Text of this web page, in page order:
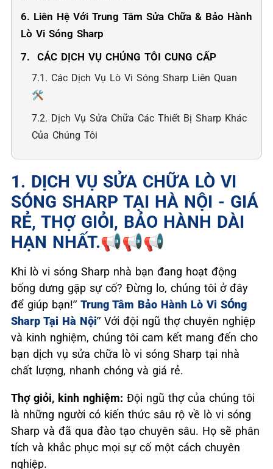
6. Liên Hệ Với Trung Tâm Sửa Chữa & Bảo Hành
Lò Vi Sóng Sharp
7. ️ CÁC DỊCH VỤ CHÚNG TÔI CUNG CẤP
7.1. Các Dịch Vụ Lò Vi Sóng Sharp Liên Quan
🛠️
7.2. Dịch Vụ Sửa Chữa Các Thiết Bị Sharp Khác
Của Chúng Tôi
1. DỊCH VỤ SỬA CHỮA LÒ VI
SÓNG SHARP TẠI HÀ NỘI - GIÁ
RẺ, THỢ GIỎI, BẢO HÀNH DÀI
HẠN NHẤT.📢📢📢
Khi lò vi sóng Sharp nhà bạn đang hoạt động
bống dưng gặp sự cố? Đừng lo, chúng tôi ở đây
để giúp bạn!” Trung Tâm Bảo Hành Lò Vi SÓng
Sharp Tại Hà Nội” Với đội ngũ thợ chuyên nghiệp
và kinh nghiệm, chúng tôi cam kết mang đến cho
bạn dịch vụ sửa chữa lò vi sóng Sharp tại nhà
chất lượng, nhanh chóng và giá rẻ.
Thợ giỏi, kinh nghiệm: Đội ngũ thợ của chúng tôi
là những người có kiến thức sâu rộ về lò vi sóng
Sharp và đã qua đào tạo chuyên sâu. Họ sẽ phân
tích và khắc phục mọi sự cố một cách chuyên
nghiệp.